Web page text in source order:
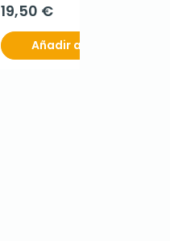
19,50 €
Añadir al carrito